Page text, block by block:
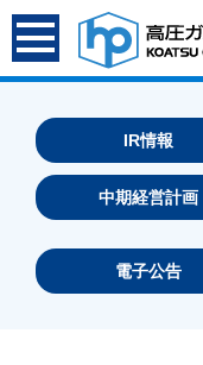
IR情報
中期経営計画
電子公告